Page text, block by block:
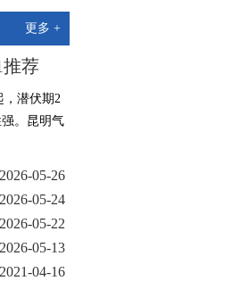
更多 +
荐
，潜伏期2
。昆明气
2026-05-26
2026-05-24
2026-05-22
2026-05-13
2021-04-16